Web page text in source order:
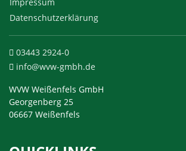
Datenschutzerklärung
03443 2924-0
info@wvw-gmbh.de
WVW Weißenfels GmbH
Georgenberg 25
06667 Weißenfels